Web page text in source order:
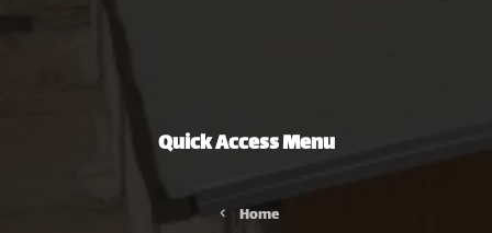
Quick Access Menu
Home